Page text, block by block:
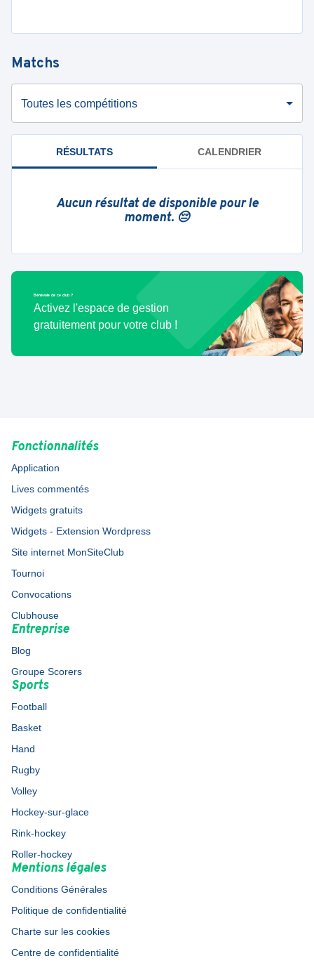
Matchs
Toutes les compétitions
RÉSULTATS CALENDRIER
Aucun résultat de disponible pour le
moment. 😔
Bénévole de ce club ?
Activez l'espace de gestion
gratuitement pour votre club !
Fonctionnalités
Application
Lives commentés
Widgets gratuits
Widgets - Extension Wordpress
Site internet MonSiteClub
Tournoi
Convocations
Clubhouse
Entreprise
Blog
Groupe Scorers
Sports
Football
Basket
Hand
Rugby
Volley
Hockey-sur-glace
Rink-hockey
Roller-hockey
Mentions légales
Conditions Générales
Politique de confidentialité
Charte sur les cookies
Centre de confidentialité